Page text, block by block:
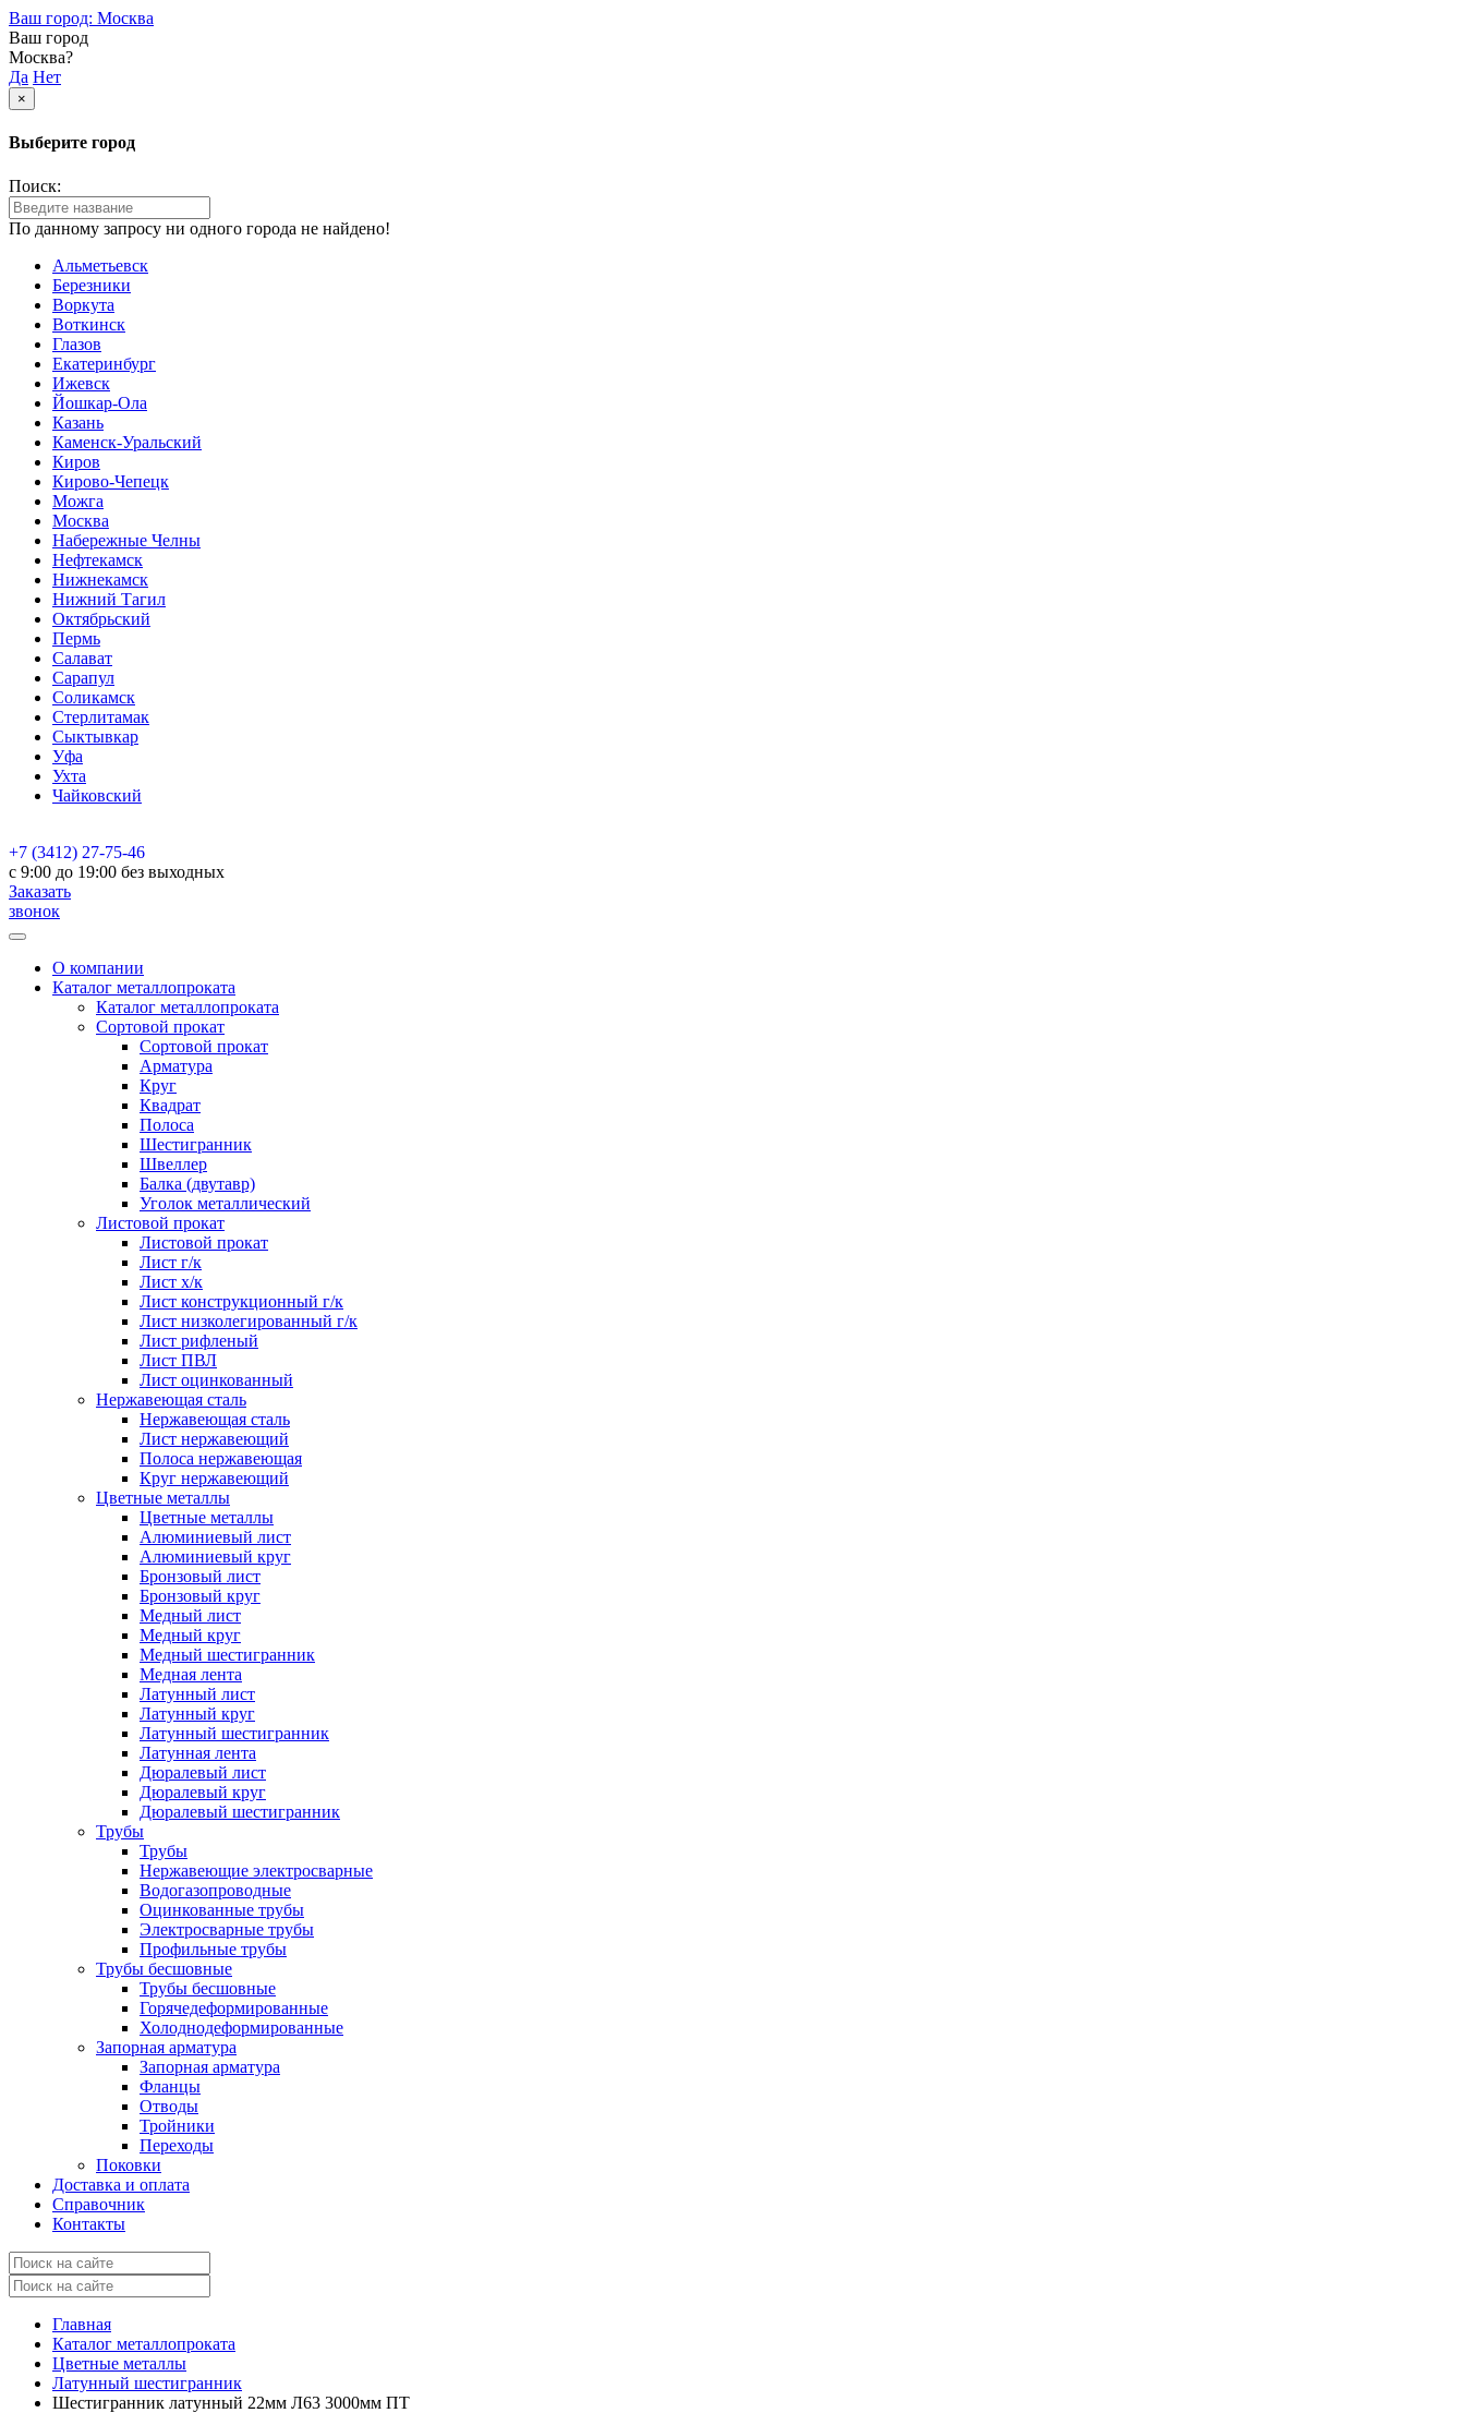
Ваш город: Москва
Ваш город
Москва?
Да Нет
×
Выберите город
Поиск:
По данному запросу ни одного города не найдено!
Альметьевск
Березники
Воркута
Воткинск
Глазов
Екатеринбург
Ижевск
Йошкар-Ола
Казань
Каменск-Уральский
Киров
Кирово-Чепецк
Можга
Москва
Набережные Челны
Нефтекамск
Нижнекамск
Нижний Тагил
Октябрьский
Пермь
Салават
Сарапул
Соликамск
Стерлитамак
Сыктывкар
Уфа
Ухта
Чайковский
+7 (3412) 27-75-46
c 9:00 до 19:00 без выходных
Заказать
звонок
О компании
Каталог металлопроката
Каталог металлопроката
Сортовой прокат
Сортовой прокат
Арматура
Круг
Квадрат
Полоса
Шестигранник
Швеллер
Балка (двутавр)
Уголок металлический
Листовой прокат
Листовой прокат
Лист г/к
Лист х/к
Лист конструкционный г/к
Лист низколегированный г/к
Лист рифленый
Лист ПВЛ
Лист оцинкованный
Нержавеющая сталь
Нержавеющая сталь
Лист нержавеющий
Полоса нержавеющая
Круг нержавеющий
Цветные металлы
Цветные металлы
Алюминиевый лист
Алюминиевый круг
Бронзовый лист
Бронзовый круг
Медный лист
Медный круг
Медный шестигранник
Медная лента
Латунный лист
Латунный круг
Латунный шестигранник
Латунная лента
Дюралевый лист
Дюралевый круг
Дюралевый шестигранник
Трубы
Трубы
Нержавеющие электросварные
Водогазопроводные
Оцинкованные трубы
Электросварные трубы
Профильные трубы
Трубы бесшовные
Трубы бесшовные
Горячедеформированные
Холоднодеформированные
Запорная арматура
Запорная арматура
Фланцы
Отводы
Тройники
Переходы
Поковки
Доставка и оплата
Справочник
Контакты
Главная
Каталог металлопроката
Цветные металлы
Латунный шестигранник
Шестигранник латунный 22мм Л63 3000мм ПТ